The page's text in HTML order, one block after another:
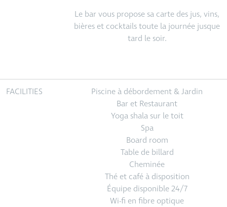
Le bar vous propose sa carte des jus, vins,
bières et cocktails toute la journée jusque
tard le soir.
FACILITIES
Piscine à débordement & Jardin
Bar et Restaurant
Yoga shala sur le toit
Spa
Board room
Table de billard
Cheminée
Thé et café à disposition
Équipe disponible 24/7
Wi-fi en fibre optique